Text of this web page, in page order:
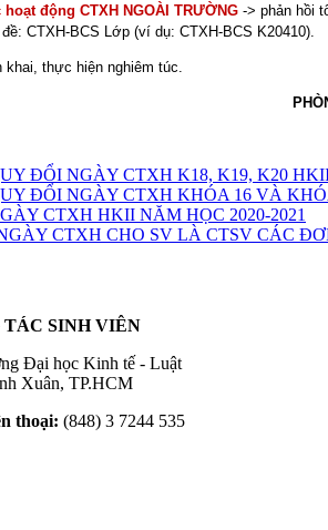
động CTXH NGOÀI TRƯỜNG -> phản hồi
CTXH-BCS Lớp (ví dụ: CTXH-BCS K20410).
thực hiện nghiêm túc.
ĐỔI NGÀY CTXH K18, K19, K20
ĐỔI NGÀY CTXH KHÓA 16 VÀ
CTXH HKII NĂM HỌC 2020-2021
CTXH CHO SV LÀ CTSV CÁC
TÁC SINH VIÊN
Đại học Kinh tế - Luật
Xuân, TP.HCM
thoại: (848) 3 7244 535